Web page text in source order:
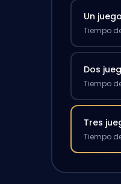
Un
Tiempo
Dos
Tiempo
Tres
Tiempo